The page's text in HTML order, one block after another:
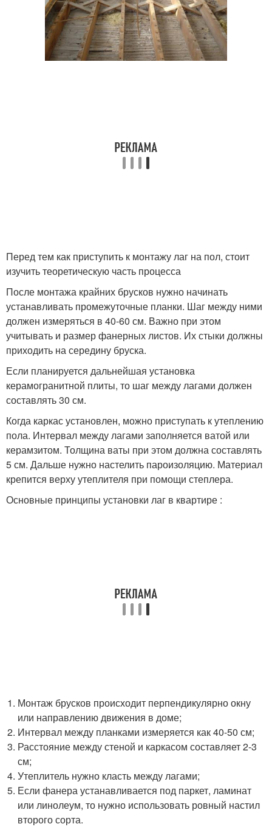
Перед тем как приступить к монтажу лаг на пол, стоит
изучить теоретическую часть процесса
После монтажа крайних брусков нужно начинать
устанавливать промежуточные планки. Шаг между ними
должен измеряться в 40-60 см. Важно при этом
учитывать и размер фанерных листов. Их стыки должны
приходить на середину бруска.
Если планируется дальнейшая установка
керамогранитной плиты, то шаг между лагами должен
составлять 30 см.
Когда каркас установлен, можно приступать к утеплению
пола. Интервал между лагами заполняется ватой или
керамзитом. Толщина ваты при этом должна составлять
5 см. Дальше нужно настелить пароизоляцию. Материал
крепится верху утеплителя при помощи степлера.
Основные принципы установки лаг в квартире :
Монтаж брусков происходит перпендикулярно окну
или направлению движения в доме;
Интервал между планками измеряется как 40-50 см;
Расстояние между стеной и каркасом составляет 2-3
см;
Утеплитель нужно класть между лагами;
Если фанера устанавливается под паркет, ламинат
или линолеум, то нужно использовать ровный настил
второго сорта.